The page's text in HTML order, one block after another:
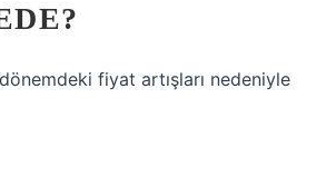
fiyat artışları nedeniyle